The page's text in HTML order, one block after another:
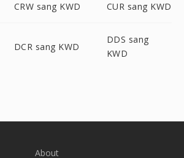
CRW sang KWD CUR sang KWD
DCR sang KWD
DDS sang
KWD
About